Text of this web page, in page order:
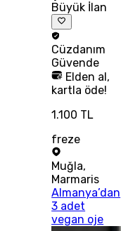
Büyük İlan
Cüzdanım
Güvende
Elden al,
kartla öde!
1.100 TL
freze
Muğla,
Marmaris
Almanya’dan
3 adet
vegan oje